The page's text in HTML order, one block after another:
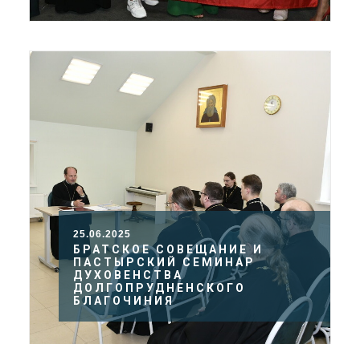
25.06.2025
БРАТСКОЕ СОВЕЩАНИЕ И
ПАСТЫРСКИЙ СЕМИНАР
ДУХОВЕНСТВА
ДОЛГОПРУДНЕНСКОГО
БЛАГОЧИНИЯ